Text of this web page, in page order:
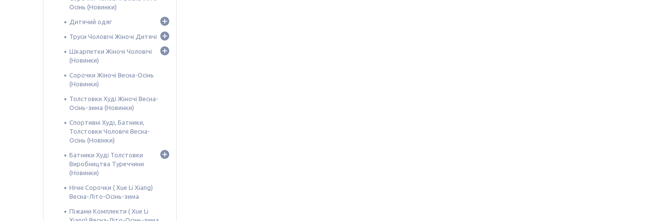
Осінь (Новинки)
Дитячий одяг
Труси Чоловічі Жіночі Дитячі
Шкарпетки Жіночі Чоловічі
(Новинки)
Сорочки Жіночі Весна-Осінь
(Новинки)
Толстовки Худі Жіночі Весна-
Осінь-зима (Новинки)
Спортивні Худі, Батники,
Толстовки Чоловічі Весна-
Осінь (Новінки)
Батники Худі Толстовки
Виробництва Туреччини
(Новинки)
Нічні Сорочки ( Xue Li Xiang)
Весна-Літо-Осінь-зима
Піжами Комплекти ( Xue Li